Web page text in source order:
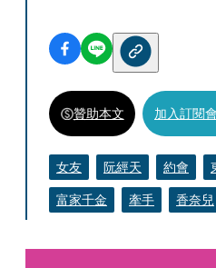
贊助本文 加入訂閱
女友 阮經天 約會
富家千金
牽手 香奈兒